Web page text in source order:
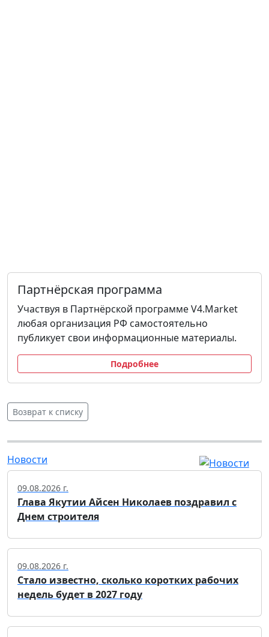
Партнёрская программа
Участвуя в Партнёрской программе V4.Market
любая организация РФ самостоятельно
публикует свои информационные материалы.
Подробнее
Возврат к списку
Новости
09.08.2026 г.
Глава Якутии Айсен Николаев поздравил с
Днем строителя
09.08.2026 г.
Стало известно, сколько коротких рабочих
недель будет в 2027 году